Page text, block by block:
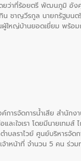
ยว่าที่ร้อยตรี พัฒนภูมิ อั
าญวีรกูล นายกรัฐมนตรี
ใหญ่บ้านยอดเยี่ยม พร้อม
ารจัดการน้ำเสีย สำนัก
ละใจเรา โดยมีนายเทม
ำบลราไวย์ ศูนย์บริหาร
าหน้าที่ จำนวน 5 คน ร่
จังหวัดภูเก็ต